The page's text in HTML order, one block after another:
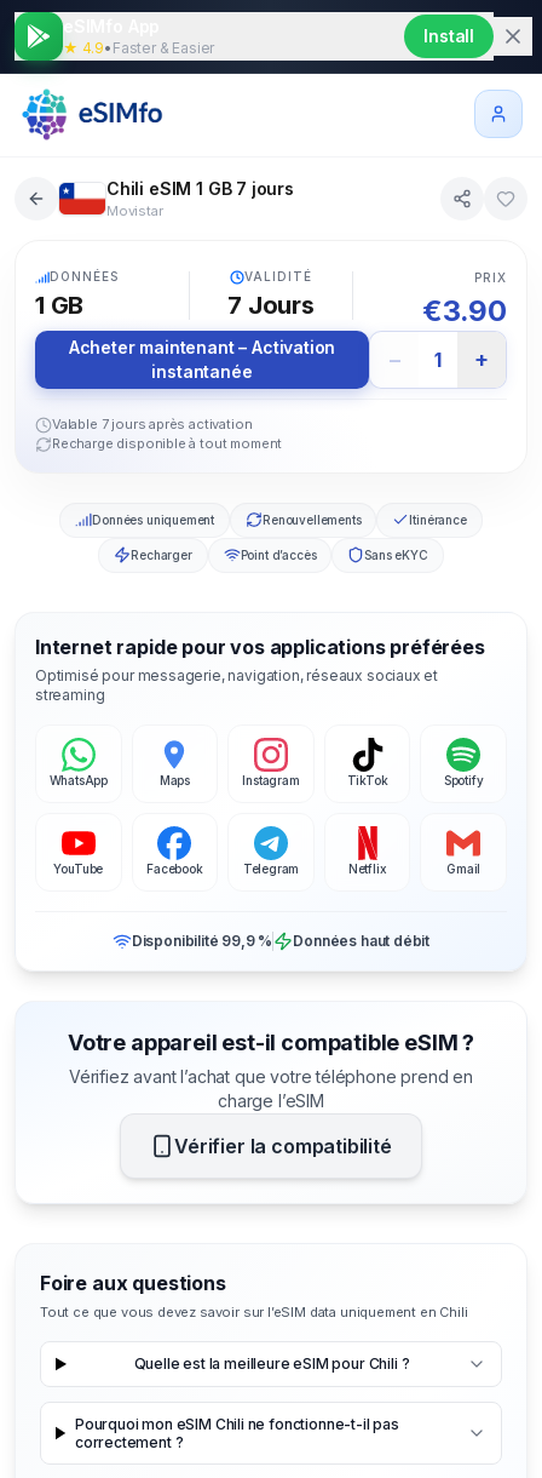
★ 4.9• Faster & Easier
Install
Chili eSIM 1 GB 7 jours
Movistar
DONNÉES
1 GB
VALIDITÉ
7 Jours
PRIX
€3.90
Acheter maintenant – Activation
instantanée
− 1 +
Valable 7 jours après activation
Recharge disponible à tout moment
Données uniquement Renouvellements Itinérance
Recharger Point d’accès Sans eKYC
Internet rapide pour vos applications préférées
Optimisé pour messagerie, navigation, réseaux sociaux et
streaming
WhatsApp Maps Instagram TikTok Spotify
YouTube Facebook Telegram Netflix Gmail
Disponibilité 99,9 % Données haut débit
Votre appareil est-il compatible eSIM ?
Vérifiez avant l’achat que votre téléphone prend en
charge l’eSIM
Vérifier la compatibilité
Foire aux questions
Tout ce que vous devez savoir sur l’eSIM data uniquement en Chili
Quelle est la meilleure eSIM pour Chili ?
Pourquoi mon eSIM Chili ne fonctionne-t-il pas
correctement ?